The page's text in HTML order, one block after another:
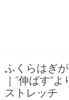
ふくらはぎ
｜”伸ばす”
ストレッチ